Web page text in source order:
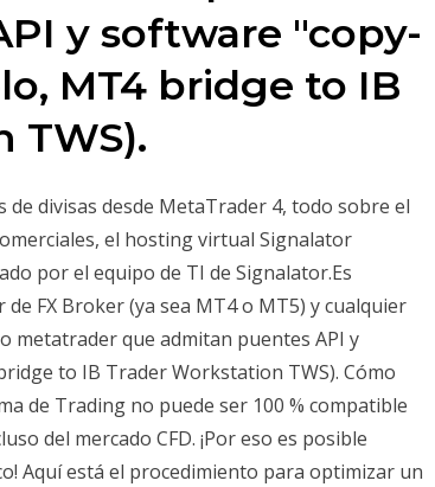
y software "copy-
MT4 bridge to IB
TWS).
divisas desde MetaTrader 4, todo sobre el
el hosting virtual Signalator
por el equipo de TI de Signalator.Es
FX Broker (ya sea MT4 o MT5) y cualquier
metatrader que admitan puentes API y
to IB Trader Workstation TWS). Cómo
de Trading no puede ser 100 % compatible
del mercado CFD. ¡Por eso es posible
Aquí está el procedimiento para optimizar un